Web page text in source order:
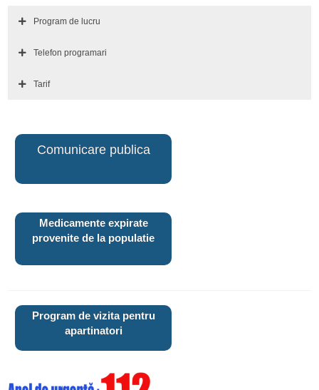
Program de lucru
Telefon programari
Tarif
Comunicare publica
Medicamente expirate
provenite de la populatie
Program de vizita pentru
apartinatori